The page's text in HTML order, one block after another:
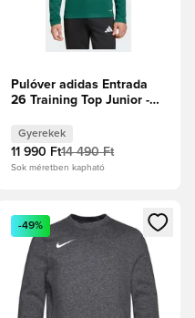
Pulóver adidas Entrada
26 Training Top Junior -
Gyerekek
11 990 Ft14 490 Ft
Sok méretben kapható
vagy a tagként
Megnyit egy modált a
-49%